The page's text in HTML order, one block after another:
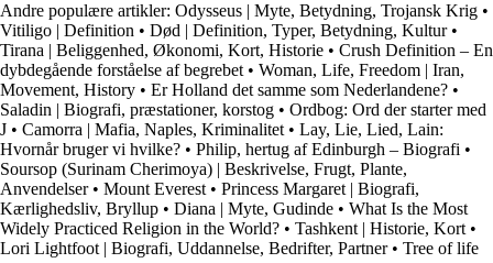
Andre populære artikler: Odysseus | Myte, Betydning, Trojansk Krig •
Vitiligo | Definition • Død | Definition, Typer, Betydning, Kultur•
Tirana | Beliggenhed, Økonomi, Kort, Historie • Crush Definition – En
dybdegående forståelse af begrebet • Woman, Life, Freedom | Iran,
Movement, History • Er Holland det samme som Nederlandene? •
Saladin | Biografi, præstationer, korstog • Ordbog: Ord der starter med
J • Camorra | Mafia, Naples, Kriminalitet • Lay, Lie, Lied, Lain:
Hvornår bruger vi hvilke? • Philip, hertug af Edinburgh – Biografi •
Soursop (Surinam Cherimoya) | Beskrivelse, Frugt, Plante,
Anvendelser• Mount Everest • Princess Margaret | Biografi,
Kærlighedsliv, Bryllup • Diana | Myte, Gudinde • What Is the Most
Widely Practiced Religion in the World? • Tashkent | Historie, Kort •
Lori Lightfoot | Biografi, Uddannelse, Bedrifter, Partner• Tree of life